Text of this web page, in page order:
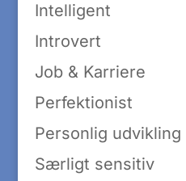
Intelligent
Introvert
Job & Karriere
Perfektionist
Personlig udvikling
Særligt sensitiv